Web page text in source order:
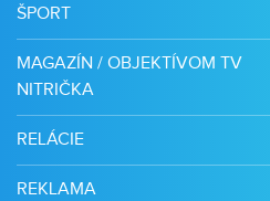
ŠPORT
MAGAZÍN / OBJEKTÍVOM TV
NITRIČKA
RELÁCIE
REKLAMA